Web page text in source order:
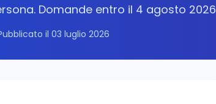
Domande entro il 4 agosto 2026
il 03 luglio 2026